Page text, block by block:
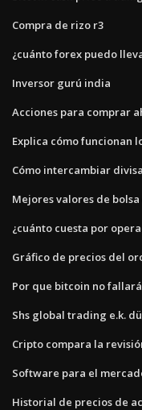
Compra de rizo r3
¿cuánto forex puedo
Inversor gurú india
Acciones para comprar
Explica cómo funcionan
Cómo intercambiar
Mejores valores de
¿cuánto cuesta por
Gráfico de precios del
Por que bitcoin no fallará
Shs global trading e.k.
Cripto compara la
Software para el
Historial de precios de